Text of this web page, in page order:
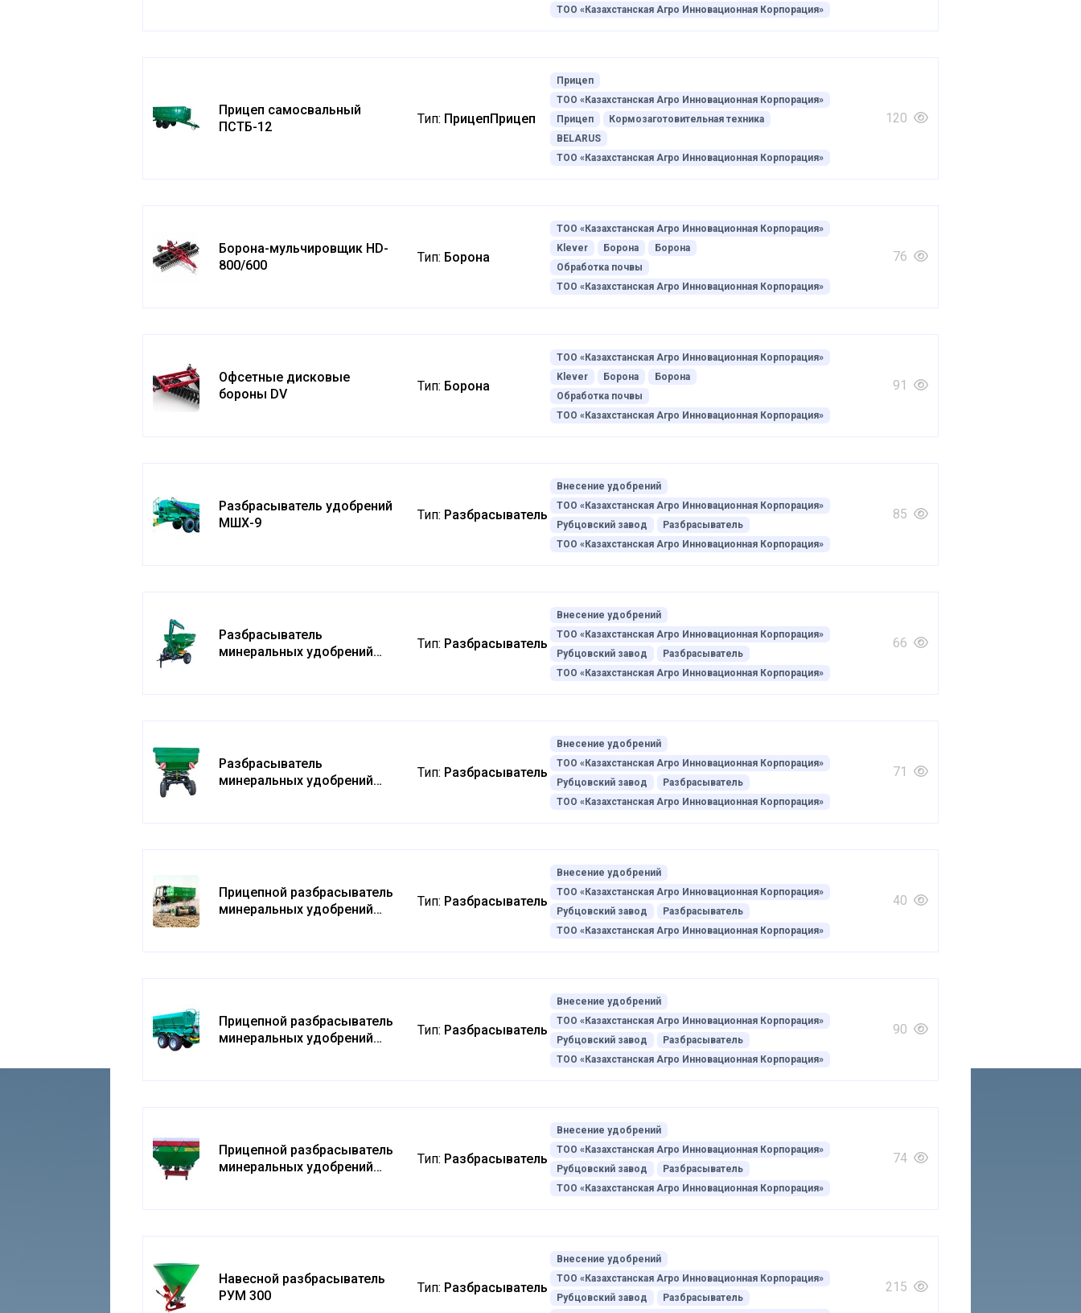
ТОО «Казахстанская Агро Инновационная Корпорация»
Прицеп самосвальный
ПСТБ-12
Тип: ПрицепПрицеп
Прицеп
ТОО «Казахстанская Агро Инновационная Корпорация»
Прицеп
Кормозаготовительная техника
BELARUS
ТОО «Казахстанская Агро Инновационная Корпорация»
120
Борона-мульчировщик HD-
800/600
Тип: Борона
ТОО «Казахстанская Агро Инновационная Корпорация»
Klever
Борона
Борона
Обработка почвы
ТОО «Казахстанская Агро Инновационная Корпорация»
76
Офсетные дисковые
бороны DV
Тип: Борона
ТОО «Казахстанская Агро Инновационная Корпорация»
Klever
Борона
Борона
Обработка почвы
ТОО «Казахстанская Агро Инновационная Корпорация»
91
Разбрасыватель удобрений
МШХ-9
Тип: Разбрасыватель
Внесение удобрений
ТОО «Казахстанская Агро Инновационная Корпорация»
Рубцовский завод
Разбрасыватель
ТОО «Казахстанская Агро Инновационная Корпорация»
85
Разбрасыватель
минеральных удобрений
Тип: Разбрасыватель
Внесение удобрений
ТОО «Казахстанская Агро Инновационная Корпорация»
Рубцовский завод
Разбрасыватель
ТОО «Казахстанская Агро Инновационная Корпорация»
66
Разбрасыватель
минеральных удобрений
Тип: Разбрасыватель
Внесение удобрений
ТОО «Казахстанская Агро Инновационная Корпорация»
Рубцовский завод
Разбрасыватель
ТОО «Казахстанская Агро Инновационная Корпорация»
71
Прицепной разбрасыватель
минеральных удобрений
Тип: Разбрасыватель
Внесение удобрений
ТОО «Казахстанская Агро Инновационная Корпорация»
Рубцовский завод
Разбрасыватель
ТОО «Казахстанская Агро Инновационная Корпорация»
40
Прицепной разбрасыватель
минеральных удобрений
Тип: Разбрасыватель
Внесение удобрений
ТОО «Казахстанская Агро Инновационная Корпорация»
Рубцовский завод
Разбрасыватель
ТОО «Казахстанская Агро Инновационная Корпорация»
90
Прицепной разбрасыватель
минеральных удобрений
Тип: Разбрасыватель
Внесение удобрений
ТОО «Казахстанская Агро Инновационная Корпорация»
Рубцовский завод
Разбрасыватель
ТОО «Казахстанская Агро Инновационная Корпорация»
74
Навесной разбрасыватель
РУМ 300
Тип: Разбрасыватель
Внесение удобрений
ТОО «Казахстанская Агро Инновационная Корпорация»
Рубцовский завод
Разбрасыватель
215